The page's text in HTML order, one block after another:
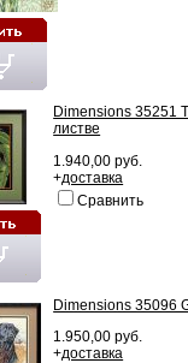
Dimensions 35251
листве
1.940,00 руб.
+доставка
Сравнить
Dimensions 35096
1.950,00 руб.
+доставка